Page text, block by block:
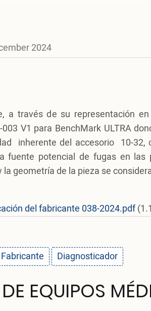
2024
a través de su representación
V1 para BenchMark ULTRA
inherente del accesorio 10-32,
fuente potencial de fugas en
la geometría de la pieza se
del fabricante 038-2024.pdf
Diagnosticador
DE EQUIPOS